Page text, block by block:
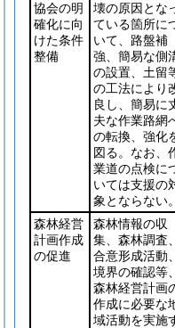
協会の明
確化に向
けた条件
整備
壊の原因とな
ている箇所に
いて、路盤補
強、簡易な側
の設置、土留
の工法により
良し、簡易に
夫な作業路網
の転換、強化
図る。なお、
業道の点検に
いては支援の
象とならない。
森林経営
計画作成
の促進
森林情報の収
集、森林調査、
合意形成活動、
境界の確認等、
森林経営計画
作成に必要な
域活動を実施